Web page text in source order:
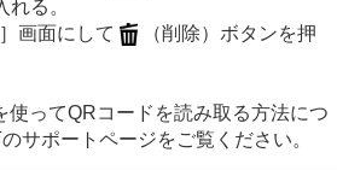
報
定
設定リセット
れる。
画面にして
（削除）ボタンを押
使ってQRコードを読み取る方法につ
サポートページをご覧ください。